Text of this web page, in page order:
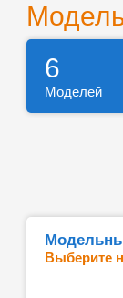
6
Моделей
Выберите